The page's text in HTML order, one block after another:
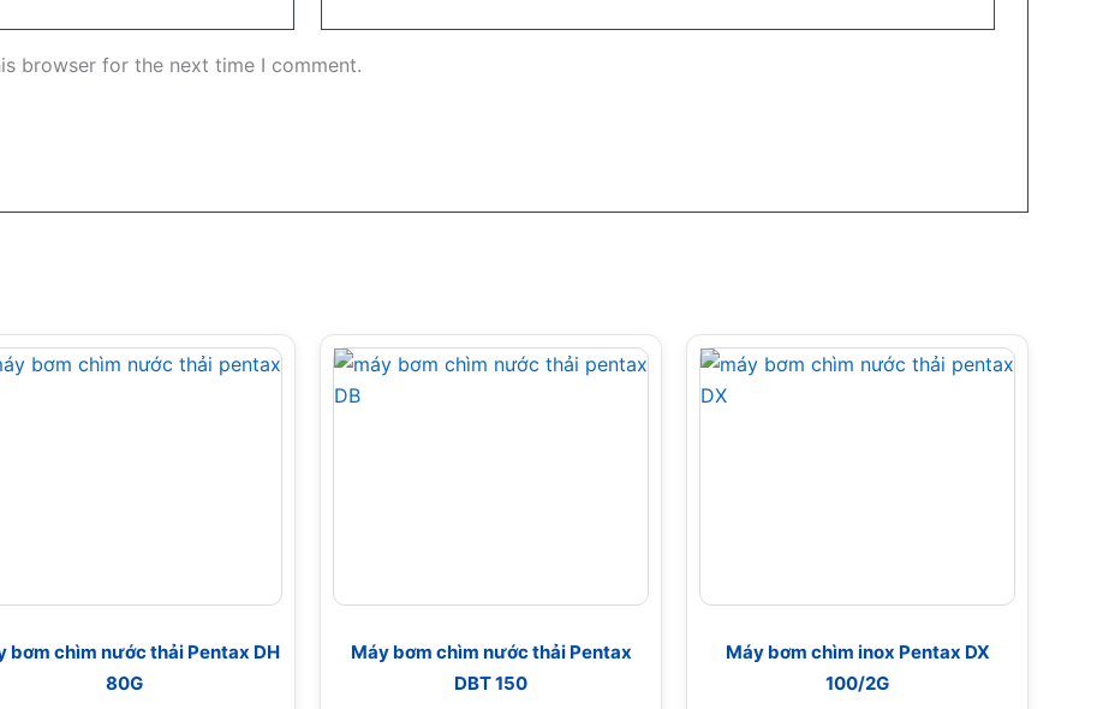
browser for the next time I comment.
bơm chìm nước thải Pentax DH
80G
Máy bơm chìm nước thải Pentax
DBT 150
Máy bơm chìm inox Pentax DX
100/2G